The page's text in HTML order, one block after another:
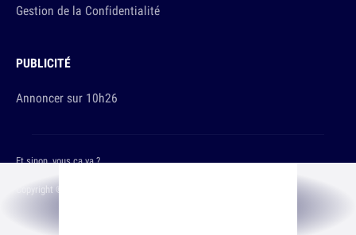
Gestion de la Confidentialité
PUBLICITÉ
Annoncer sur 10h26
Copyright © 2026 The Original Publishing Studio
Et sinon, vous ça va ?